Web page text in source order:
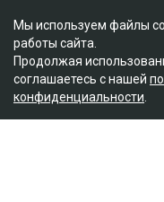
Мы используем файлы
работы сайта.
Продолжая
соглашаетесь с нашей
конфиденциальности